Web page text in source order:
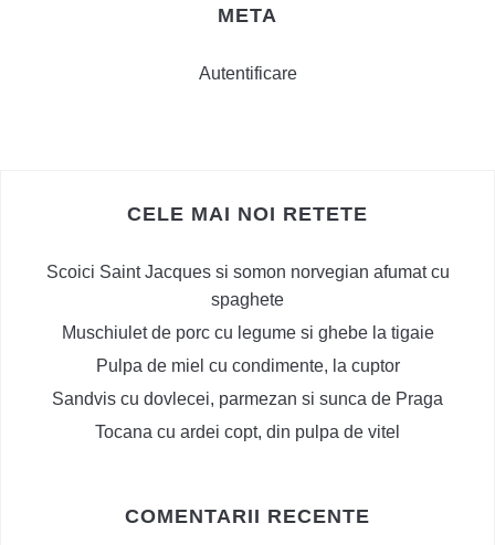
META
Autentificare
CELE MAI NOI RETETE
Scoici Saint Jacques si somon norvegian afumat cu
spaghete
Muschiulet de porc cu legume si ghebe la tigaie
Pulpa de miel cu condimente, la cuptor
Sandvis cu dovlecei, parmezan si sunca de Praga
Tocana cu ardei copt, din pulpa de vitel
COMENTARII RECENTE